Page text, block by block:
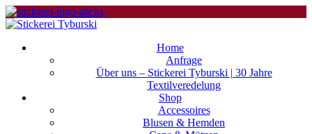
Home
Anfrage
Über uns – Stickerei Tyburski | 30 Jahre
Textilveredelung
Shop
Accessoires
Blusen & Hemden